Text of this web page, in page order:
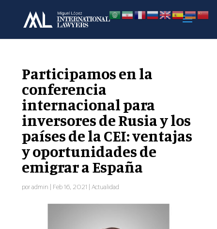
Participamos en la
conferencia
internacional para
inversores de Rusia y los
países de la CEI: ventajas
y oportunidades de
emigrar a España
poradmin | Feb 16, 2021 | Actualidad